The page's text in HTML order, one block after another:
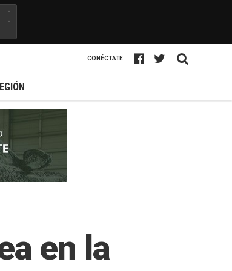
-
-
CONÉCTATE
en la